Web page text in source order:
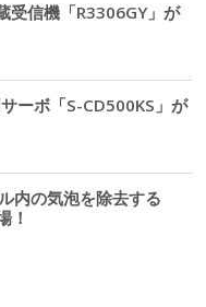
受信機「R3306GY」が
ーボ「S-CD500KS」が
内の気泡を除去する
！